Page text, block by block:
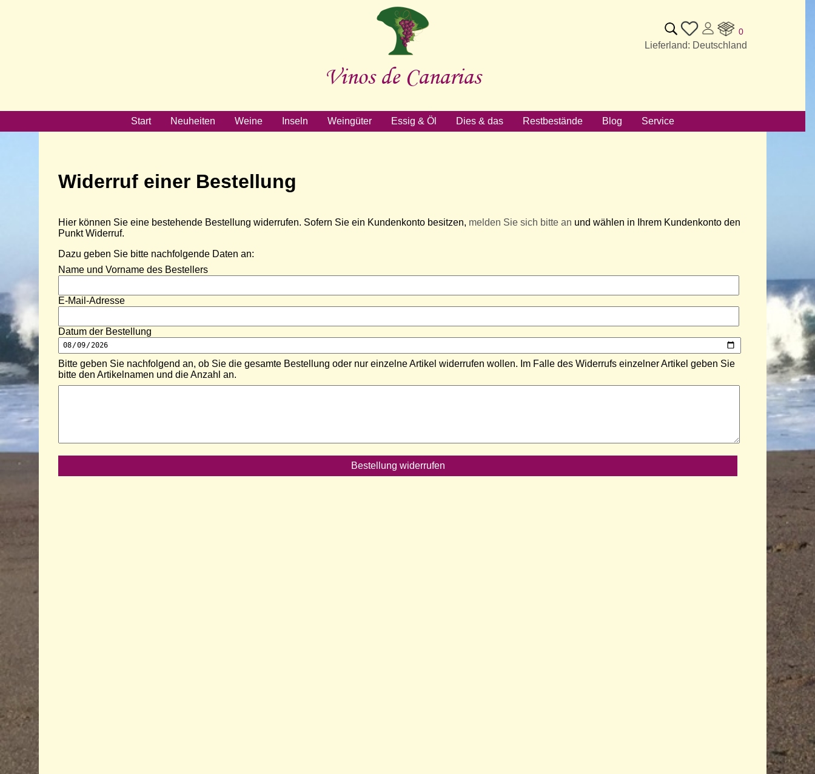
Vinos de Canarias
0
Lieferland: Deutschland
Start Neuheiten Weine Inseln Weingüter Essig & Öl Dies & das Restbestände Blog Service
Widerruf einer Bestellung
Hier können Sie eine bestehende Bestellung widerrufen. Sofern Sie ein Kundenkonto besitzen, melden Sie sich bitte an und wählen in Ihrem Kundenkonto den
Punkt Widerruf.
Dazu geben Sie bitte nachfolgende Daten an:
Name und Vorname des Bestellers
E-Mail-Adresse
Datum der Bestellung
Bitte geben Sie nachfolgend an, ob Sie die gesamte Bestellung oder nur einzelne Artikel widerrufen wollen. Im Falle des Widerrufs einzelner Artikel geben Sie
bitte den Artikelnamen und die Anzahl an.
Bestellung widerrufen